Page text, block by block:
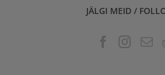
JÄLGI MEID /